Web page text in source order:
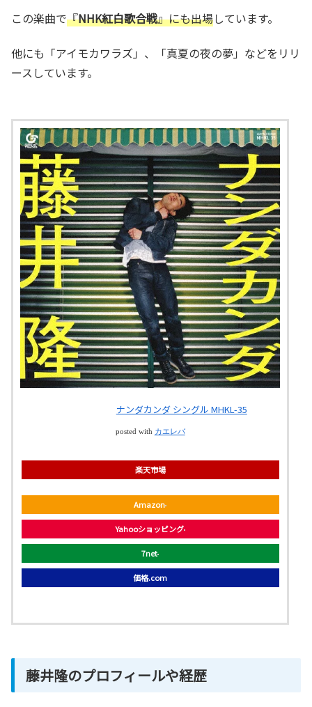
この楽曲で『NHK紅白歌合戦』にも出場しています。
他にも「アイモカワラズ」、「真夏の夜の夢」などをリリ
ースしています。
ナンダカンダ シングル MHKL-35
posted with カエレバ
楽天市場
Amazon
Yahooショッピング
7net
価格.com
藤井隆のプロフィールや経歴